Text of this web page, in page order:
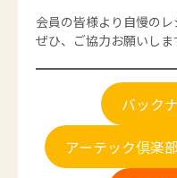
会員の皆様より自慢のレ
ぜひ、ご協力お願いし
バック
アーテック倶楽